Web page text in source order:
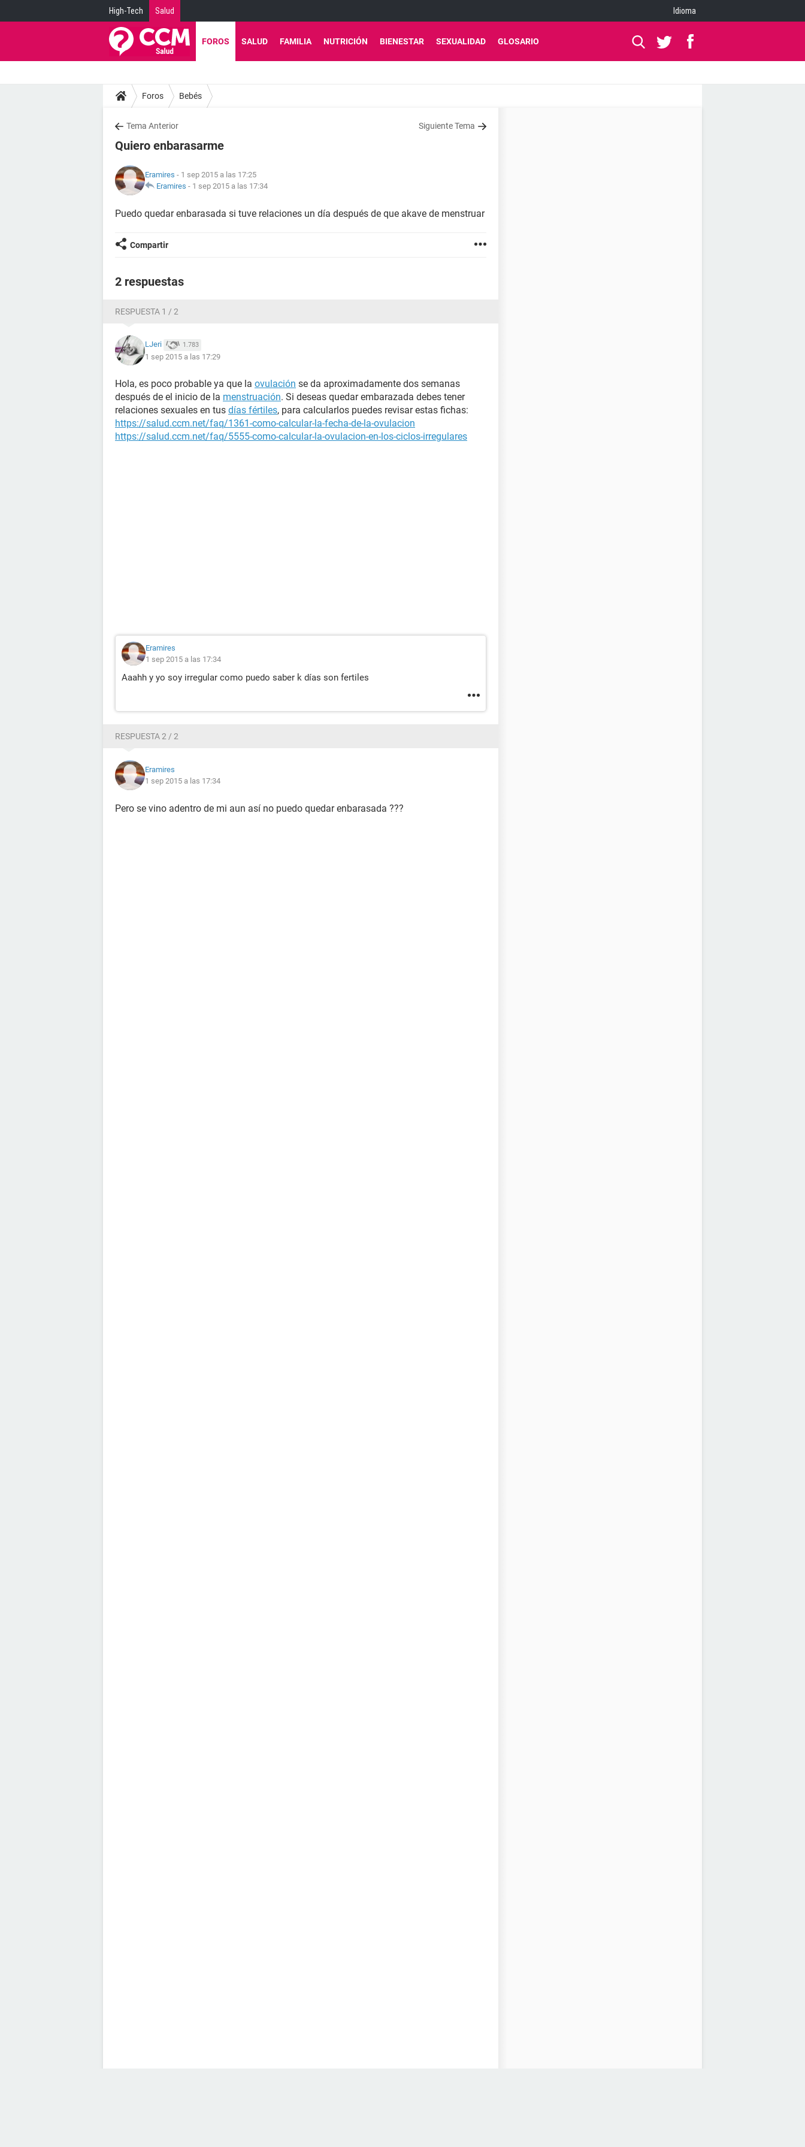
High-Tech Salud Idioma
FOROS SALUD FAMILIA NUTRICIÓN BIENESTAR SEXUALIDAD GLOSARIO
Foros Bebés
Tema Anterior Siguiente Tema
Quiero enbarasarme
Eramires - 1 sep 2015 a las 17:25
Eramires - 1 sep 2015 a las 17:34
Puedo quedar enbarasada si tuve relaciones un día después de que akave de menstruar
Compartir
2 respuestas
RESPUESTA 1 / 2
LJeri 1.783
1 sep 2015 a las 17:29
Hola, es poco probable ya que la ovulación se da aproximadamente dos semanas
después de el inicio de la menstruación. Si deseas quedar embarazada debes tener
relaciones sexuales en tus días fértiles, para calcularlos puedes revisar estas fichas:
https://salud.ccm.net/faq/1361-como-calcular-la-fecha-de-la-ovulacion
https://salud.ccm.net/faq/5555-como-calcular-la-ovulacion-en-los-ciclos-irregulares
Eramires
1 sep 2015 a las 17:34
Aaahh y yo soy irregular como puedo saber k días son fertiles
RESPUESTA 2 / 2
Eramires
1 sep 2015 a las 17:34
Pero se vino adentro de mi aun así no puedo quedar enbarasada ???